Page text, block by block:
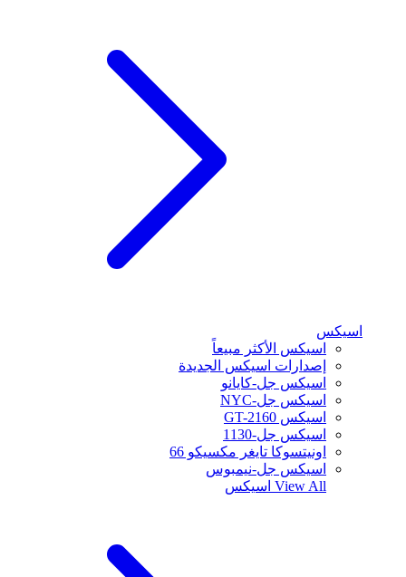
اسيكس
اسيكس الأكثر مبيعاً
إصدارات اسيكس الجديدة
اسيكس جل-كايانو
اسيكس جل-NYC
اسيكس GT-2160
اسيكس جل-1130
اونيتسوكا تايغر مكسيكو 66
اسيكس جل-نيمبوس
View All اسيكس